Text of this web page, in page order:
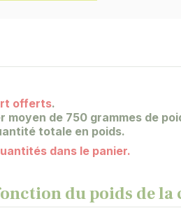
offerts.
moyen de 750 grammes de
totale en poids.
dans le panier.
du poids de la